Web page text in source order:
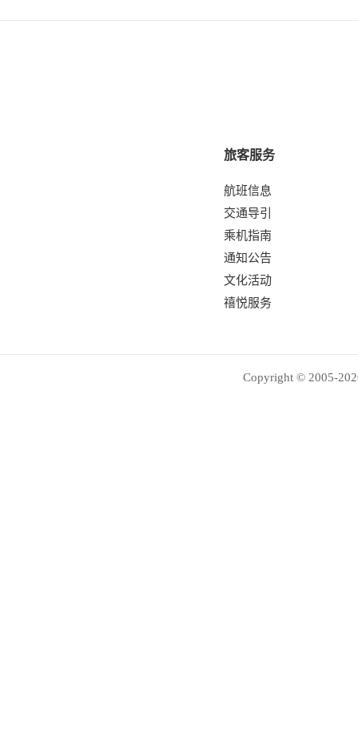
旅客服务
航班信息
交通导引
乘机指南
通知公告
文化活动
禧悦服务
Copyright © 2005-